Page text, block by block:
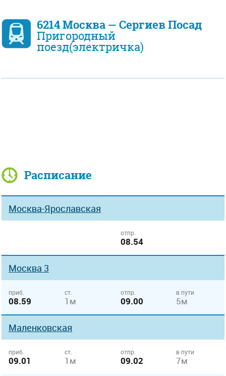
6214 Москва — Сергиев Посад
Пригородный
поезд(электричка)
Расписание
Москва-Ярославская
отпр.
08.54
Москва 3
приб.
08.59
ст.
1м
отпр.
09.00
в пути
5м
Маленковская
приб.
09.01
ст.
1м
отпр.
09.02
в пути
7м